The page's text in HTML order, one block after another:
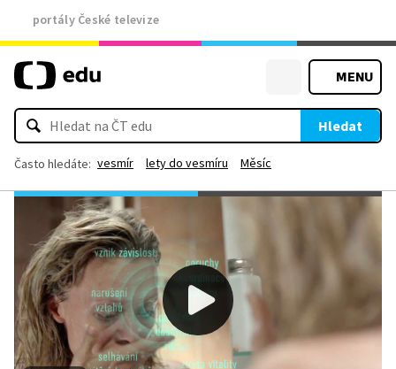
portály České televize
MENU
Hledat
Často hledáte: vesmír lety do vesmíru Měsíc